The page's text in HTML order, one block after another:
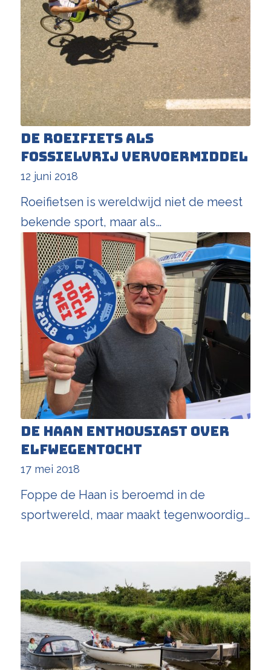
De roeifiets als
fossielvrij vervoermiddel
12 juni 2018
Roeifietsen is wereldwijd niet de meest
bekende sport, maar als…
De Haan enthousiast over
Elfwegentocht
17 mei 2018
Foppe de Haan is beroemd in de
sportwereld, maar maakt tegenwoordig…